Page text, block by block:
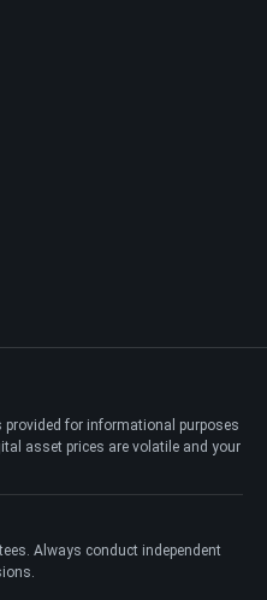
for informational purposes
asset prices are volatile and your
Always conduct independent